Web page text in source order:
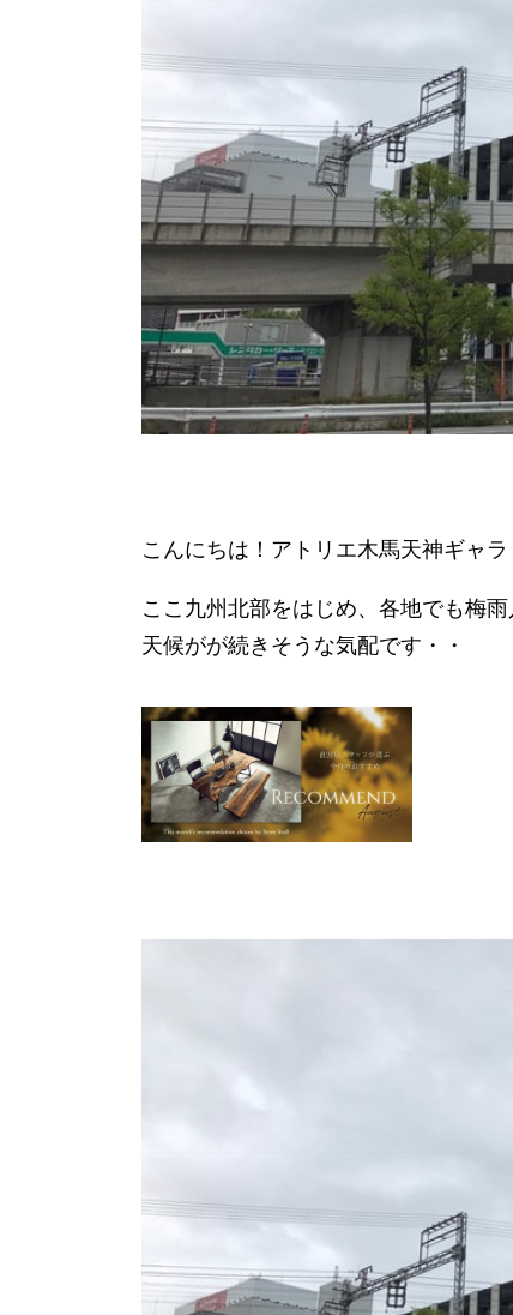
樹種紹介
メンテナンス方法
こんにちは！アトリエ木馬天神ギャラ
ここ九州北部をはじめ、各地でも梅
天候がが続きそうな気配です・・